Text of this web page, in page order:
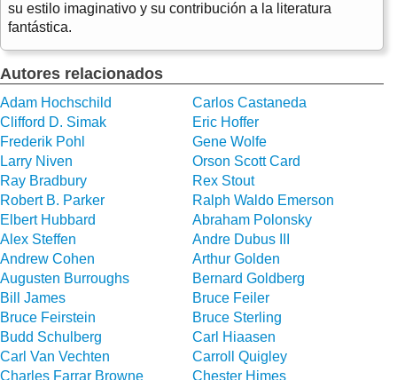
su estilo imaginativo y su contribución a la literatura
fantástica.
Autores relacionados
Adam Hochschild
Carlos Castaneda
Clifford D. Simak
Eric Hoffer
Frederik Pohl
Gene Wolfe
Larry Niven
Orson Scott Card
Ray Bradbury
Rex Stout
Robert B. Parker
Ralph Waldo Emerson
Elbert Hubbard
Abraham Polonsky
Alex Steffen
Andre Dubus III
Andrew Cohen
Arthur Golden
Augusten Burroughs
Bernard Goldberg
Bill James
Bruce Feiler
Bruce Feirstein
Bruce Sterling
Budd Schulberg
Carl Hiaasen
Carl Van Vechten
Carroll Quigley
Charles Farrar Browne
Chester Himes